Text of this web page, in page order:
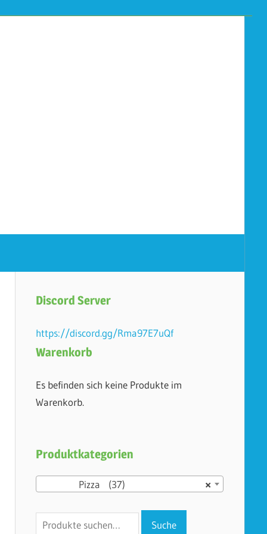
Discord Server
https://discord.gg/Rma97E7uQf
Warenkorb
Es befinden sich keine Produkte im
Warenkorb.
Produktkategorien
×
Pizza (37)
Suche